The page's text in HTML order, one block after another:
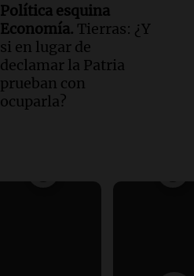
Política esquina
Economía. Tierras: ¿Y
si en lugar de
declamar la Patria
prueban con
ocuparla?